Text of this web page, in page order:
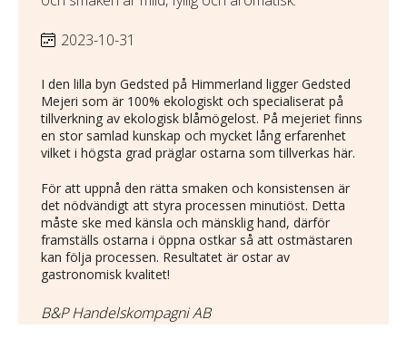
2023-10-31
I den lilla byn Gedsted på Himmerland ligger Gedsted
Mejeri som är 100% ekologiskt och specialiserat på
tillverkning av ekologisk blåmögelost. På mejeriet finns
en stor samlad kunskap och mycket lång erfarenhet
vilket i högsta grad präglar ostarna som tillverkas här.
För att uppnå den rätta smaken och konsistensen är
det nödvändigt att styra processen minutiöst. Detta
måste ske med känsla och mänsklig hand, därför
framställs ostarna i öppna ostkar så att ostmästaren
kan följa processen. Resultatet är ostar av
gastronomisk kvalitet!
B&P Handelskompagni AB